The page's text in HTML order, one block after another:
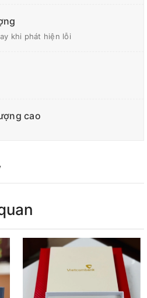
khi phát hiện lỗi
cao